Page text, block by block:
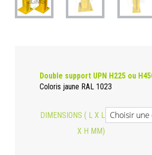
Double support UPN H225 ou
Coloris jaune RAL 1023
DIMENSIONS ( L X L
X H MM)